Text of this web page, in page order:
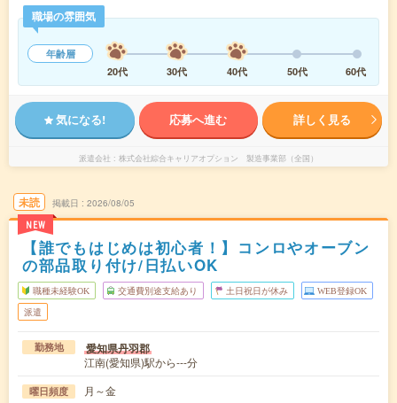
職場の雰囲気
年齢層
20代
30代 40代 50代 60代
気になる! 応募へ進む 詳しく見る
派遣会社 株式会社綜合キャリアオプション 製造事業部（全国）
未読
NEW
掲載日 2026/08/05
【誰でもはじめは初心者！】コンロやオーブン
の部品取り付け/日払いOK
職種未経験OK 交通費別途支給あり 土日祝日が休み WEB登録OK
派遣
勤務地 愛知県丹羽郡
江南(愛知県)駅から---分
曜日頻度 月～金